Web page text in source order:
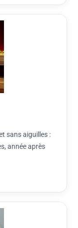
sans aiguilles :
année après